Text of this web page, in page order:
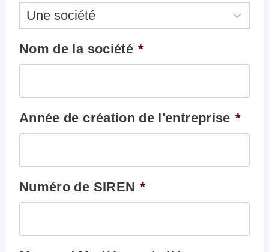
Nom de la société *
Année de création de l'entreprise *
Numéro de SIREN *